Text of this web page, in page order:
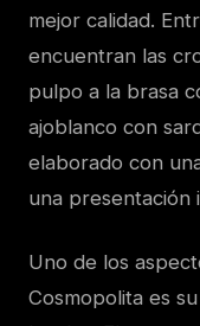
mejor calidad.
encuentran las
pulpo a la brasa
ajoblanco con
elaborado con
una presentación
Uno de los
Cosmopolita es